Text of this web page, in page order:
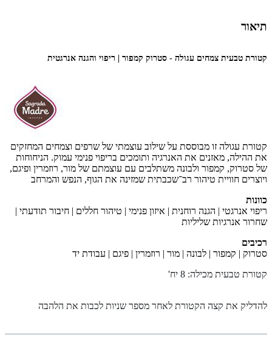
תיאור
קטורת טבעית צמחים עגולה - סטרוק קמפור | ריפוי והגנה אנרגטית
קטורת עגולה זו מבוססת על שילוב עוצמתי של שרפים וצמחים המחזקים
את ההילה, מאזנים את האנרגיה ותומכים בריפוי פנימי עמוק. הניחוחות
של סטרוק, קמפור ולבונה משתלבים עם עוצמתם של מור, רוזמרין ופיגם,
ויוצרים חוויית טיהור רב־שכבתית שמזינה את הגוף, הנפש והמרחב
כוונות
ריפוי אנרגטי | הגנה רוחנית | איזון פנימי | טיהור חללים | חיבור תודעתי |
שחרור אנרגיות שליליות
רכיבים
סטרוק | קמפור | לבונה | מור | רוזמרין | פיגם | עבודת יד
קטורת טבעית מכילה: 8 יח
'
להדליק את קצה הקטורת לאחר מספר שניות לכבות את הלהבה